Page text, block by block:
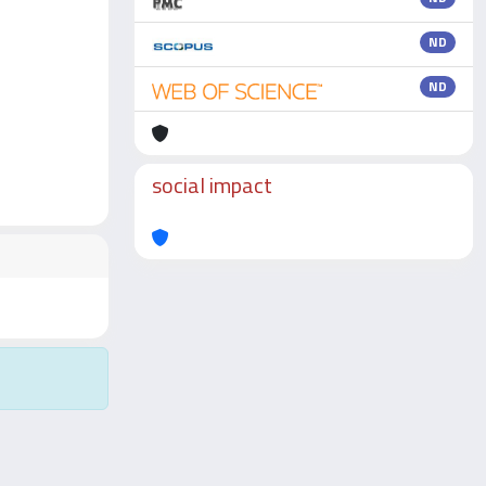
ND
ND
social impact